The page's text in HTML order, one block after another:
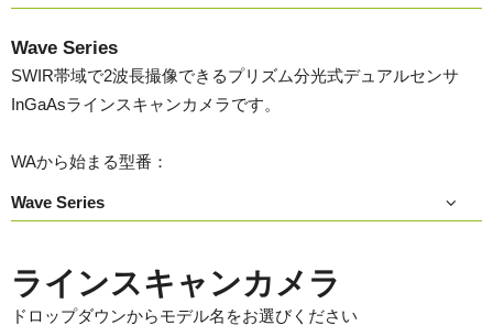
Wave Series
SWIR帯域で2波長撮像できるプリズム分光式デュアルセンサ
InGaAsラインスキャンカメラです。
WAから始まる型番：
Wave Series
ラインスキャンカメラ
ドロップダウンからモデル名をお選びください